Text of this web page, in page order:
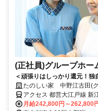
(正社員)グループホー
＜頑張りはしっかり還元！
UPが可能◎＞賞与年2回＆昇
す。少人数制で寄り添うケ
たのしい家 中野江古田(
アクセス 都営大江戸線 新
口徒歩約15分、西武池袋
月給242,800円～262,800